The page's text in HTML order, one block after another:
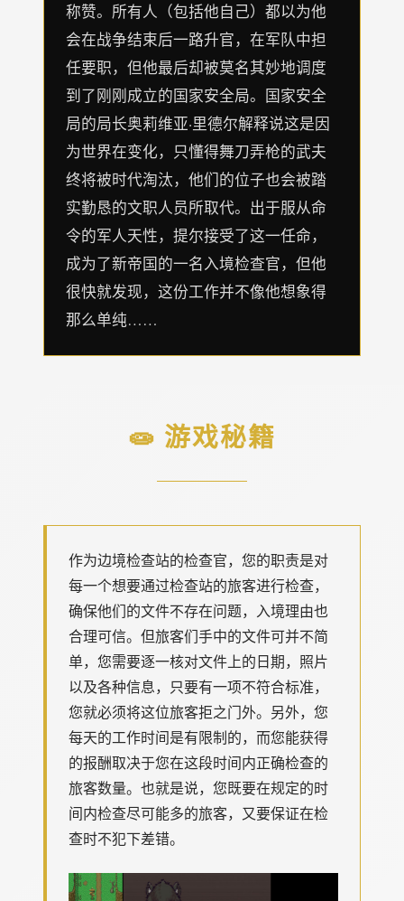
称赞。所有人（包括他自己）都以为他
会在战争结束后一路升官，在军队中担
任要职，但他最后却被莫名其妙地调度
到了刚刚成立的国家安全局。国家安全
局的局长奥莉维亚·里德尔解释说这是因
为世界在变化，只懂得舞刀弄枪的武夫
终将被时代淘汰，他们的位子也会被踏
实勤恳的文职人员所取代。出于服从命
令的军人天性，提尔接受了这一任命，
成为了新帝国的一名入境检查官，但他
很快就发现，这份工作并不像他想象得
那么单纯……
🧫 游戏秘籍
作为边境检查站的检查官，您的职责是对
每一个想要通过检查站的旅客进行检查，
确保他们的文件不存在问题，入境理由也
合理可信。但旅客们手中的文件可并不简
单，您需要逐一核对文件上的日期，照片
以及各种信息，只要有一项不符合标准，
您就必须将这位旅客拒之门外。另外，您
每天的工作时间是有限制的，而您能获得
的报酬取决于您在这段时间内正确检查的
旅客数量。也就是说，您既要在规定的时
间内检查尽可能多的旅客，又要保证在检
查时不犯下差错。